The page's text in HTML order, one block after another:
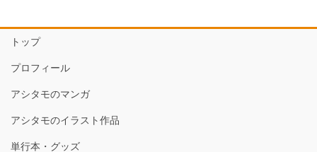
トップ
プロフィール
アシタモのマンガ
アシタモのイラスト作品
単行本・グッズ